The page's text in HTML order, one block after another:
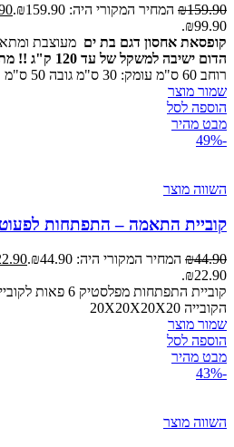
₪159.90 המחיר המקורי היה: ₪159.90.
₪99.90.
קופסאת אחסון דגם בת ים מעוצבת
הדום ישיבה למשקל של עד 120 ק"ג !! מתאים למבוגר +ילד!!
רוחב 60 ס"מ עומק: 30 ס"מ גובה 50 ס"מ
שמור מוצר
הוספה לסל
מבט מהיר
-49%
השווה מוצר
קוביית התאמה – התפתחות
₪44.90 המחיר המקורי היה: ₪44.90.
₪22.90.
קוביית התפתחות
הקובייה 20X20X20X20
שמור מוצר
הוספה לסל
מבט מהיר
-43%
השווה מוצר